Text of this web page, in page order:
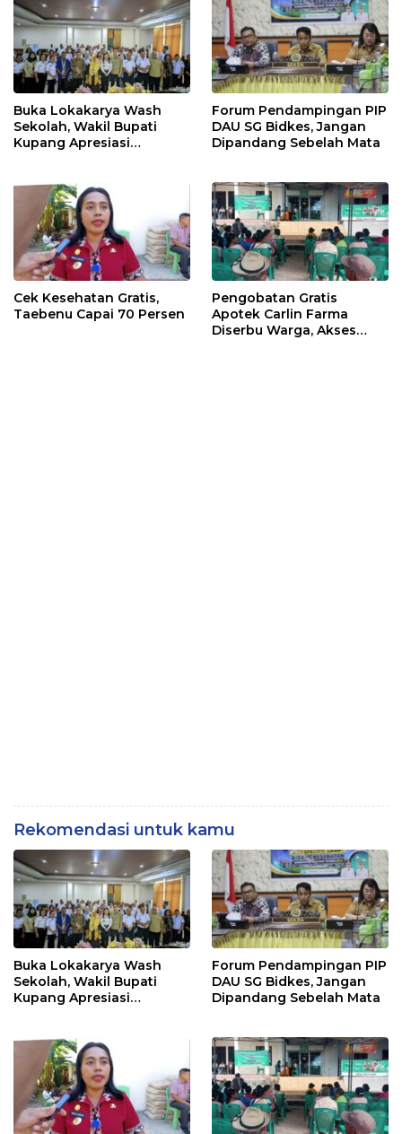
Buka Lokakarya Wash
Sekolah, Wakil Bupati
Kupang Apresiasi
Forum Pendampingan PIP
DAU SG Bidkes, Jangan
Dipandang Sebelah Mata
Cek Kesehatan Gratis,
Taebenu Capai 70 Persen
Pengobatan Gratis
Apotek Carlin Farma
Diserbu Warga, Akses
Rekomendasi untuk kamu
Buka Lokakarya Wash
Sekolah, Wakil Bupati
Kupang Apresiasi
Forum Pendampingan PIP
DAU SG Bidkes, Jangan
Dipandang Sebelah Mata